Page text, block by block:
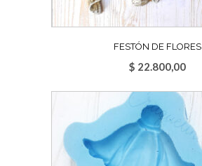
FESTÓN DE FLORES
$ 22.800,00